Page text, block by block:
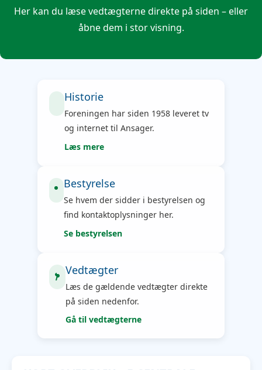
Her kan du læse vedtægterne direkte på siden – eller
åbne dem i stor visning.
Historie
Foreningen har siden 1958 leveret tv
og internet til Ansager.
Læs mere
Bestyrelse
Se hvem der sidder i bestyrelsen og
find kontaktoplysninger her.
Se bestyrelsen
Vedtægter
Læs de gældende vedtægter direkte
på siden nedenfor.
Gå til vedtægterne